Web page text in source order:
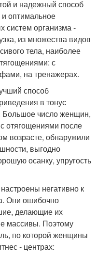
и надежный способ
оптимальное
систем организма -
из множества видов
тела, наиболее
с
на тренажерах.
способ
в тонус
Большое число женщин,
отягощениями после
возрасте, обнаружили
выгодно
осанку, упругость
негативно к
Они ошибочно
делающие их
массивы. Поэтому
по которой женщины
- центрах: